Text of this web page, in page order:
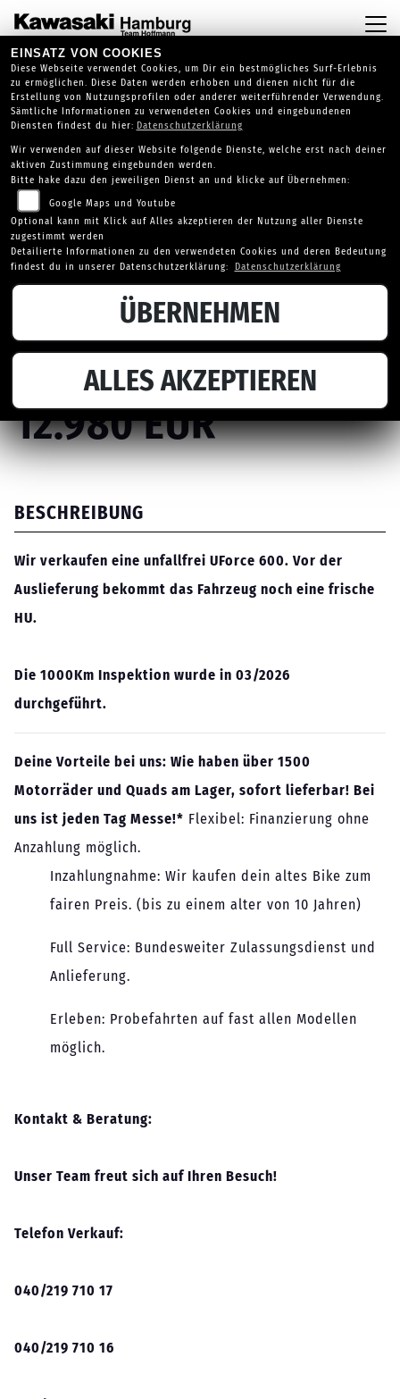
CFMOTO UFORCE 600
12.980 EUR
BESCHREIBUNG
Wir verkaufen eine unfallfrei UForce 600. Vor der
Auslieferung bekommt das Fahrzeug noch eine frische
HU.
Die 1000Km Inspektion wurde in 03/2026
durchgeführt.
Deine Vorteile bei uns: Wie haben über 1500
Motorräder und Quads am Lager, sofort lieferbar! Bei
uns ist jeden Tag Messe!* Flexibel: Finanzierung ohne
Anzahlung möglich.
Inzahlungnahme: Wir kaufen dein altes Bike zum
fairen Preis. (bis zu einem alter von 10 Jahren)
Full Service: Bundesweiter Zulassungsdienst und
Anlieferung.
Erleben: Probefahrten auf fast allen Modellen
möglich.
Kontakt & Beratung:
Unser Team freut sich auf Ihren Besuch!
Telefon Verkauf:
040/219 710 17
040/219 710 16
EINSATZ VON COOKIES
Diese Webseite verwendet Cookies, um Dir ein bestmögliches Surf-Erlebnis
zu ermöglichen. Diese Daten werden erhoben und dienen nicht für die
Erstellung von Nutzungsprofilen oder anderer weiterführender Verwendung.
Sämtliche Informationen zu verwendeten Cookies und eingebundenen
Diensten findest du hier: Datenschutzerklärung
Wir verwenden auf dieser Website folgende Dienste, welche erst nach deiner
aktiven Zustimmung eingebunden werden.
Bitte hake dazu den jeweiligen Dienst an und klicke auf Übernehmen:
Google Maps und Youtube
Optional kann mit Klick auf Alles akzeptieren der Nutzung aller Dienste
zugestimmt werden
Detailierte Informationen zu den verwendeten Cookies und deren Bedeutung
findest du in unserer Datenschutzerklärung:
Datenschutzerklärung
ÜBERNEHMEN
ALLES AKZEPTIEREN